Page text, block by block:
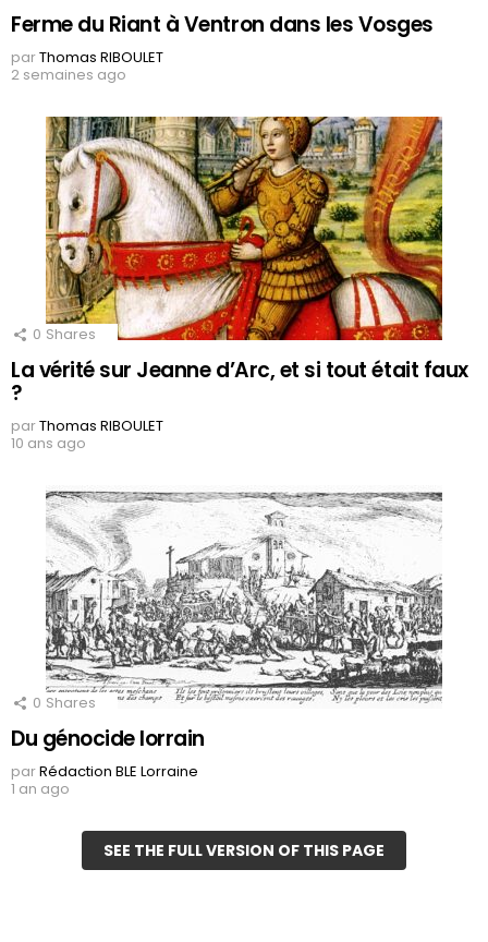
Ferme du Riant à Ventron dans les Vosges
parThomas RIBOULET
2 semaines ago
0 Shares
La vérité sur Jeanne d’Arc, et si tout était faux
?
parThomas RIBOULET
10 ans ago
0 Shares
Du génocide lorrain
parRédaction BLE Lorraine
1 an ago
SEE THE FULL VERSION OF THIS PAGE